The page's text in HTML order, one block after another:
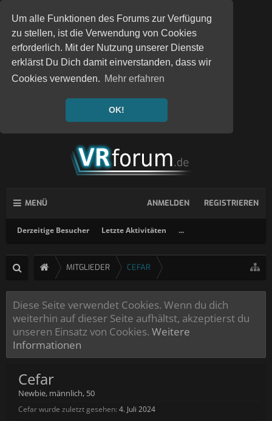
Um alle Funktionen des Forums zur Verfügung
zu stellen, ist die Verwendung von Cookies
erforderlich. Mit der Nutzung unserer Dienste
erklärst Du Dich damit einverstanden, dass wir
Cookies verwenden. Mehr erfahren
OK!
MENÜ
Derzeitige Besucher Letzte Aktivitäten ...
ANMELDEN REGISTRIEREN
MITGLIEDER CEFAR
Diese Seite verwendet Cookies. Wenn du dich
weiterhin auf dieser Seite aufhältst, akzeptierst du
unseren Einsatz von Cookies. Weitere
Informationen
Cefar
Newbie, männlich, 50
Cefar wurde zuletzt gesehen: 4. Juli 2024